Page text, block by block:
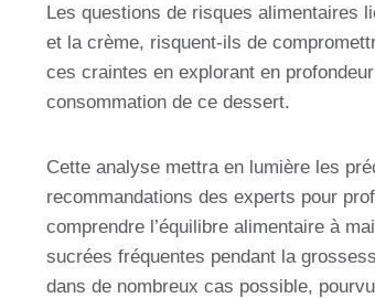
Les questions de risques alimentaires
et la crème, risquent-ils de
ces craintes en explorant en
consommation de ce dessert.
Cette analyse mettra en lumière les
recommandations des experts pour
comprendre l’équilibre alimentaire à
sucrées fréquentes pendant la
dans de nombreux cas possible,